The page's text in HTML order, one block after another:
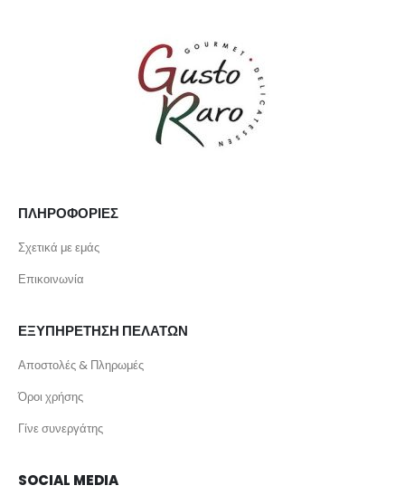
ΠΛΗΡΟΦΟΡΙΕΣ
Σχετικά με εμάς
Επικοινωνία
ΕΞΥΠΗΡΕΤΗΣΗ ΠΕΛΑΤΩΝ
Αποστολές & Πληρωμές
Όροι χρήσης
Γίνε συνεργάτης
SOCIAL MEDIA